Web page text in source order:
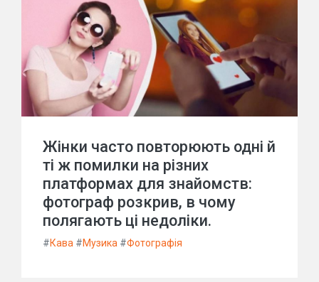
Жінки часто повторюють одні й
ті ж помилки на різних
платформах для знайомств:
фотограф розкрив, в чому
полягають ці недоліки.
#Кава #Музика #Фотографія